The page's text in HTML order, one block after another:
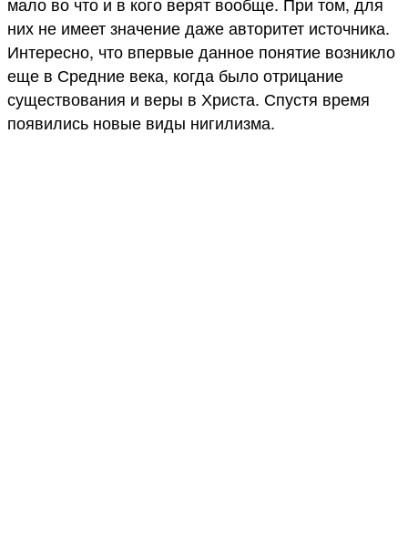
них не имеет значение даже авторитет источника.
Интересно, что впервые данное понятие возникло
еще в Средние века, когда было отрицание
существования и веры в Христа. Спустя время
появились новые виды нигилизма.